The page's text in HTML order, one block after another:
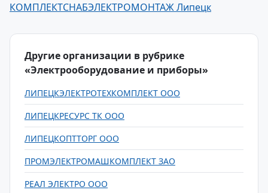
КОМПЛЕКТСНАБЭЛЕКТРОМОНТАЖ Липецк
Другие организации в рубрике
«Электрооборудование и приборы»
ЛИПЕЦКЭЛЕКТРОТЕХКОМПЛЕКТ ООО
ЛИПЕЦКРЕСУРС ТК ООО
ЛИПЕЦКОПТТОРГ ООО
ПРОМЭЛЕКТРОМАШКОМПЛЕКТ ЗАО
РЕАЛ ЭЛЕКТРО ООО